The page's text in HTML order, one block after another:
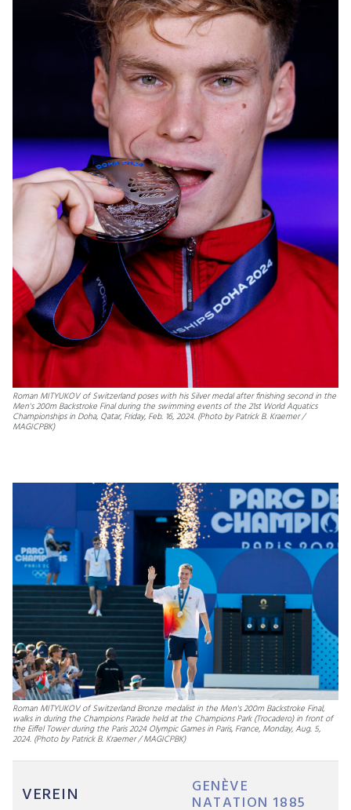
Roman MITYUKOV of Switzerland poses with his Silver medal after finishing second in the
Men's 200m Backstroke Final during the swimming events of the 21st World Aquatics
Championships in Doha, Qatar, Friday, Feb. 16, 2024. (Photo by Patrick B. Kraemer /
MAGICPBK)
Roman MITYUKOV of Switzerland Bronze medalist in the Men's 200m Backstroke Final,
walks in during the Champions Parade held at the Champions Park (Trocadero) in front of
the Eiffel Tower during the Paris 2024 Olympic Games in Paris, France, Monday, Aug. 5,
2024. (Photo by Patrick B. Kraemer / MAGICPBK)
VEREIN GENÈVE
NATATION 1885